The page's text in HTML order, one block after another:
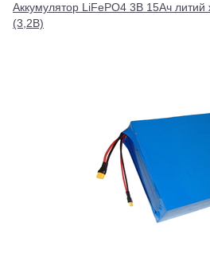
Аккумулятор LiFePO4 3В 15Ач
(3,2В)